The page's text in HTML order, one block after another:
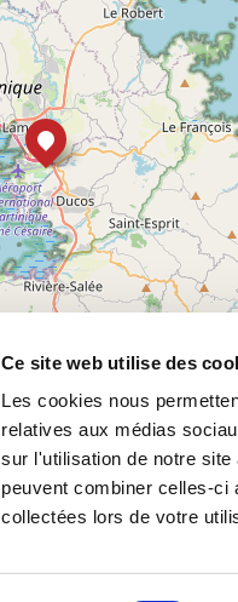
Ce site web utilise des
Les cookies nous
relatives aux médias
sur l'utilisation de notre
peuvent combiner celles-ci
collectées lors de votre
Leaflet |©OpenStreetMap